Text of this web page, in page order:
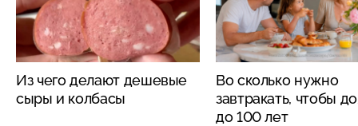
Из чего делают дешевые
сыры и колбасы
Во сколько нужно
завтракать, чтобы
до 100 лет